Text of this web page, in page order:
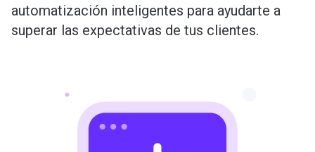
automatización inteligentes para ayudarte a
superar las expectativas de tus clientes.